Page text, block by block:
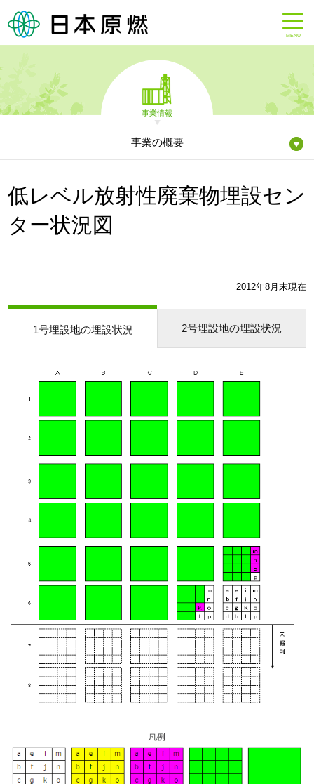
MENU
事業情報
事業の概要
低レベル放射性廃棄物埋設セン
ター状況図
2012年8月末現在
1号埋設地の埋設状況 2号埋設地の埋設状況